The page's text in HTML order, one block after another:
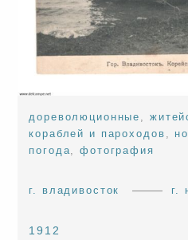
дореволюционные
кораблей и пароходов
погода ,фотография
г. владивосток г.
1912